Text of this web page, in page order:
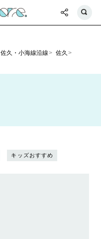
久・小海線沿線
佐久
キッズおすすめ